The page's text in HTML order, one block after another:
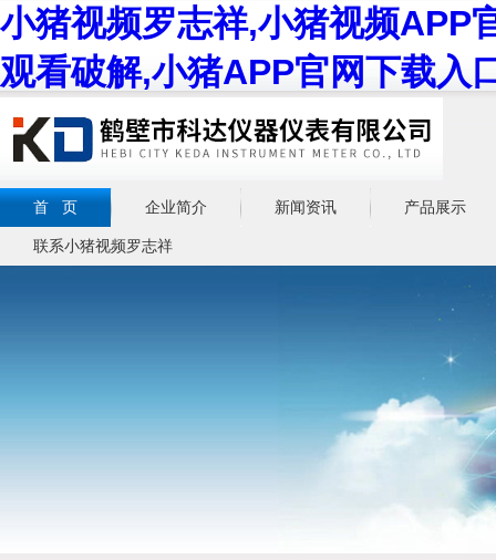
小猪视频罗志祥,小猪视频APP
观看破解,小猪APP官网下载入
首 页 企业简介 新闻资讯 产品展示
联系小猪视频罗志祥